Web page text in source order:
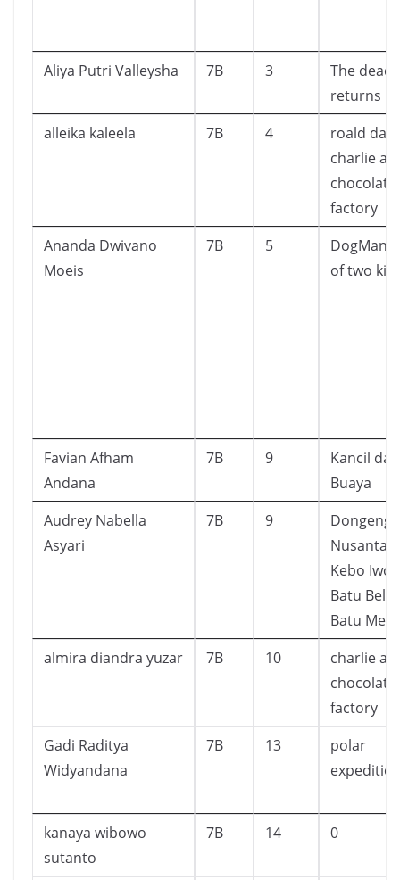
Aliya Putri Valleysha 7B 3
The dead
returns
alleika kaleela
7B 4
roald dahl
charlie
chocolate
factory
Ananda Dwivano
Moeis
7B 5
DogMan
of two
Favian Afham
Andana
7B 9
Kancil dan
Buaya
Audrey Nabella
Asyari
7B 9
Dongeng
Kebo Iwo
Batu
Batu
almira diandra yuzar
7B 10
charlie
chocolate
factory
Gadi Raditya
Widyandana
7B 13
polar
kanaya wibowo
sutanto
7B 14 0